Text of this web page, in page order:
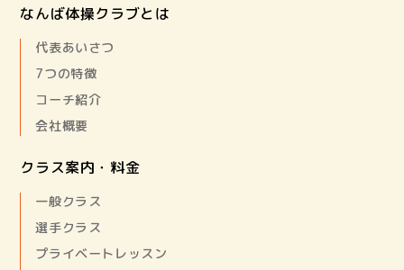
なんば体操クラブとは
代表あいさつ
7つの特徴
コーチ紹介
会社概要
クラス案内・料金
一般クラス
選手クラス
プライベートレッスン